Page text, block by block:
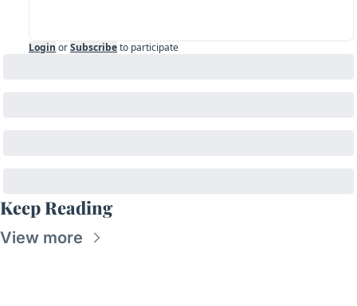
Login orSubscribeto participate
Keep Reading
View more